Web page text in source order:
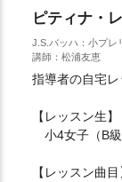
ピティナ・
J.S.バッハ：小プレ
講師：松浦友恵
指導者の自宅レ
【レッスン生】
小4女子（B級
【レッスン曲目